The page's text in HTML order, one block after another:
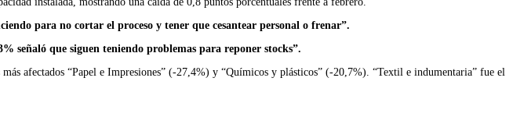
para no cortar el proceso y tener que cesantear personal o frenar”.
señaló que siguen teniendo problemas para reponer stocks”.
afectados “Papel e Impresiones” (-27,4%) y “Químicos y plásticos” (-20,7%). “Textil e indumentaria” fue el